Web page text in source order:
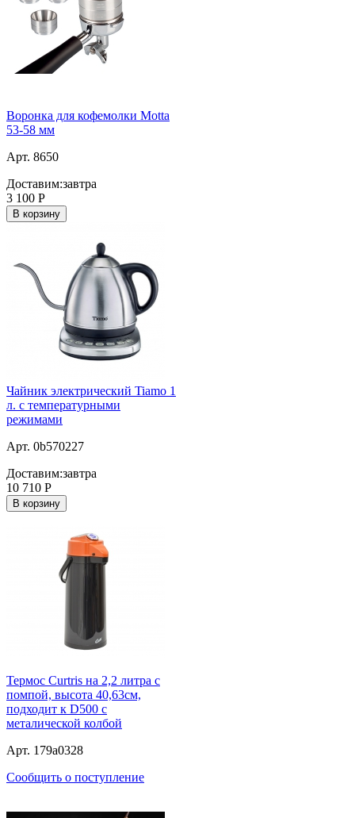
Воронка для кофемолки Motta
53-58 мм
Арт. 8650
Доставим:завтра
3 100 Р
В корзину
Чайник электрический Tiamo 1
л. c температурными
режимами
Арт. 0b570227
Доставим:завтра
10 710 Р
В корзину
Термос Curtris на 2,2 литра с
помпой, высота 40,63см,
подходит к D500 с
металической колбой
Арт. 179a0328
Сообщить о поступление